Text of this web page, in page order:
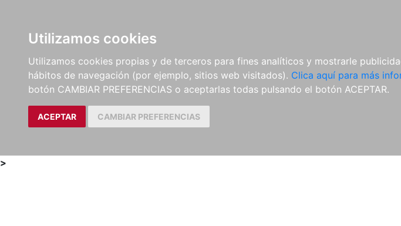
Utilizamos cookies
Utilizamos cookies propias y de terceros para fines analíticos y mostrarle
hábitos de navegación (por ejemplo, sitios web visitados). Clica aquí para más
botón CAMBIAR PREFERENCIAS o aceptarlas todas pulsando el botón ACEPTAR.
ACEPTAR CAMBIAR PREFERENCIAS
LIBROS
MÉTODOS Y
EJERCICIOS
PARTITURAS Y EDICIONES
CRÍTICAS
REVISTAS
CDS Y
DVDS
>